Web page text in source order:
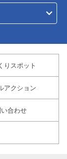
りスポット
アクション
合わせ